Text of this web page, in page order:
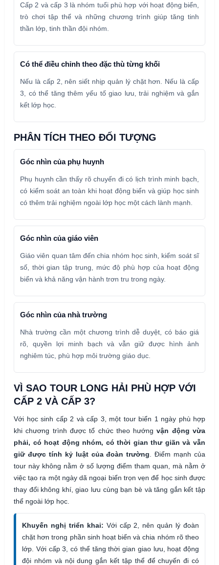
Cấp 2 và cấp 3 là nhóm tuổi phù hợp với hoạt động biển,
trò chơi tập thể và những chương trình giúp tăng tinh
thần lớp, tinh thần đội nhóm.
Có thể điều chỉnh theo đặc thù từng khối
Nếu là cấp 2, nên siết nhịp quản lý chặt hơn. Nếu là cấp
3, có thể tăng thêm yếu tố giao lưu, trải nghiệm và gắn
kết lớp học.
PHÂN TÍCH THEO ĐỐI TƯỢNG
Góc nhìn của phụ huynh
Phụ huynh cần thấy rõ chuyến đi có lịch trình minh bạch,
có kiểm soát an toàn khi hoạt động biển và giúp học sinh
có thêm trải nghiệm ngoài lớp học một cách lành mạnh.
Góc nhìn của giáo viên
Giáo viên quan tâm đến chia nhóm học sinh, kiểm soát sĩ
số, thời gian tập trung, mức độ phù hợp của hoạt động
biển và khả năng vận hành trơn tru trong ngày.
Góc nhìn của nhà trường
Nhà trường cần một chương trình dễ duyệt, có báo giá
rõ, quyền lợi minh bạch và vẫn giữ được hình ảnh
nghiêm túc, phù hợp môi trường giáo dục.
VÌ SAO TOUR LONG HẢI PHÙ HỢP VỚI
CẤP 2 VÀ CẤP 3?
Với học sinh cấp 2 và cấp 3, một tour biển 1 ngày phù hợp
khi chương trình được tổ chức theo hướngvận động vừa
phải, có hoạt động nhóm, có thời gian thư giãn và vẫn
giữ được tính kỷ luật của đoàn trường . Điểm mạnh của
tour này không nằm ở số lượng điểm tham quan, mà nằm ở
việc tạo ra một ngày dã ngoại biển trọn vẹn để học sinh được
thay đổi không khí, giao lưu cùng bạn bè và tăng gắn kết tập
thể ngoài lớp học.
Khuyến nghị triển khai: Với cấp 2, nên quản lý đoàn
chặt hơn trong phần sinh hoạt biển và chia nhóm rõ theo
lớp. Với cấp 3, có thể tăng thời gian giao lưu, hoạt động
đội nhóm và nội dung gắn kết tập thể để chuyến đi có